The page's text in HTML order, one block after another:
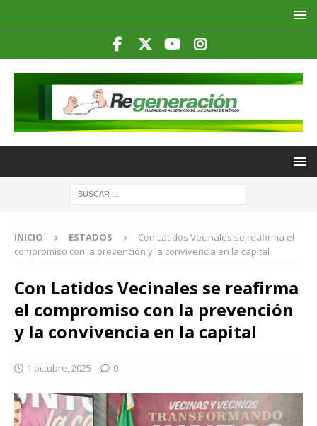
INICIO ESTADOS
Con Latidos Vecinales se reafirma el
compromiso con la prevención y la convivencia en la capital
Con Latidos Vecinales se reafirma
el compromiso con la prevención
y la convivencia en la capital
1 octubre, 2025 0